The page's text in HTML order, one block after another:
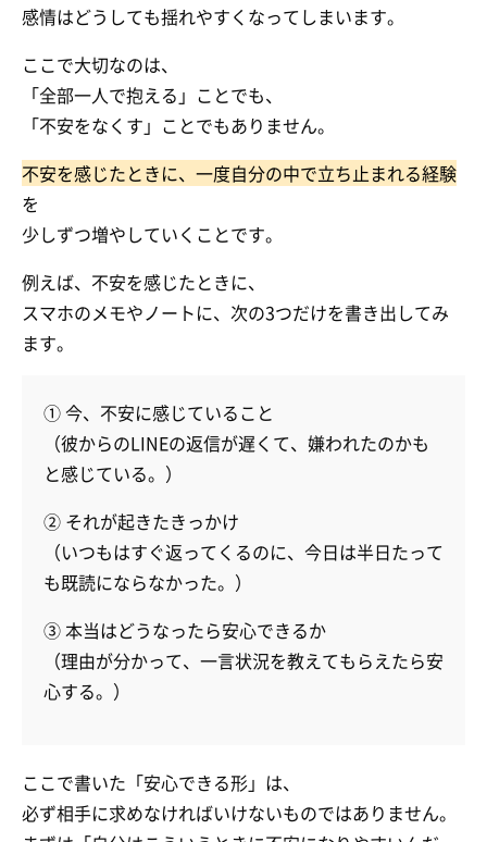
感情はどうしても揺れやすくなってしまいます。
ここで大切なのは、
「全部一人で抱える」ことでも、
「不安をなくす」ことでもありません。
不安を感じたときに、一度自分の中で立ち止まれる経験
を
少しずつ増やしていくことです。
例えば、不安を感じたときに、
スマホのメモやノートに、次の3つだけを書き出してみ
ます。
① 今、不安に感じていること
（彼からのLINEの返信が遅くて、嫌われたのかも
と感じている。）
② それが起きたきっかけ
（いつもはすぐ返ってくるのに、今日は半日たって
も既読にならなかった。）
③ 本当はどうなったら安心できるか
（理由が分かって、一言状況を教えてもらえたら安
心する。）
ここで書いた「安心できる形」は、
必ず相手に求めなければいけないものではありません。